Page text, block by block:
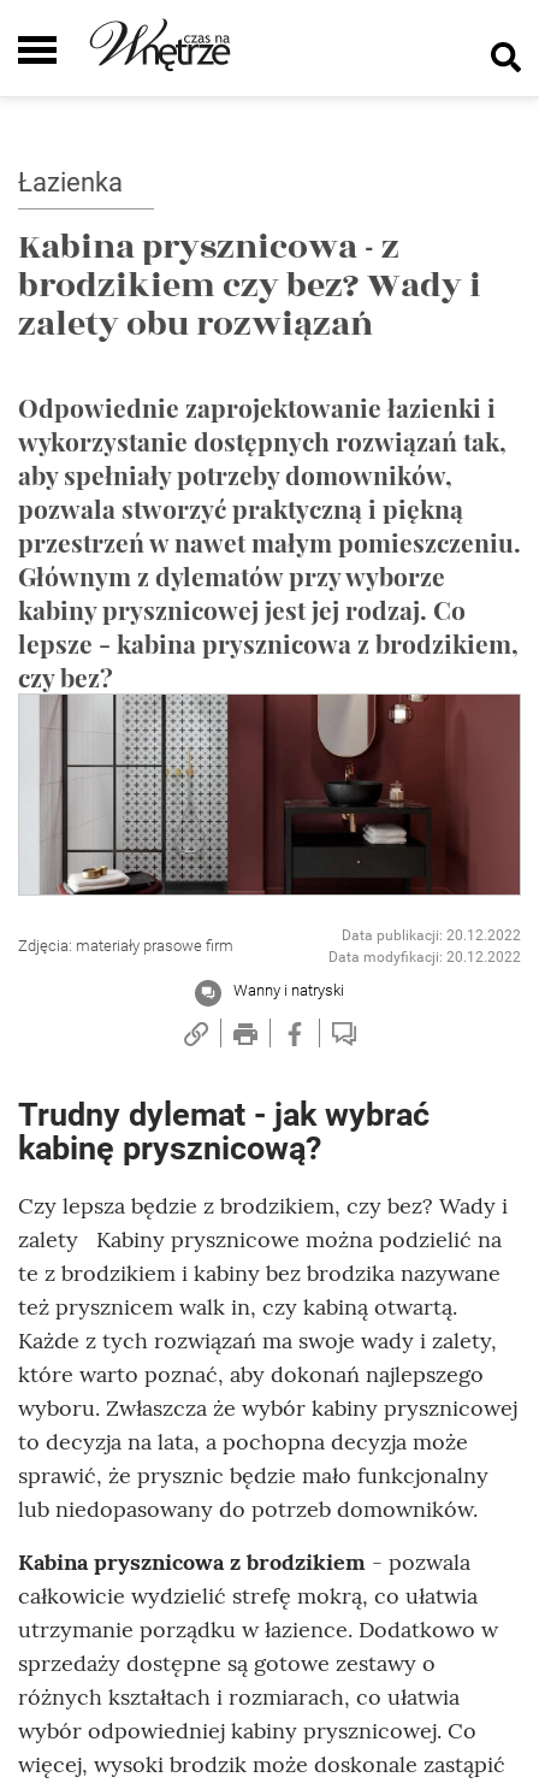
Łazienka
Kabina prysznicowa - z
brodzikiem czy bez? Wady i
zalety obu rozwiązań
Odpowiednie zaprojektowanie łazienki i
wykorzystanie dostępnych rozwiązań tak,
aby spełniały potrzeby domowników,
pozwala stworzyć praktyczną i piękną
przestrzeń w nawet małym pomieszczeniu.
Głównym z dylematów przy wyborze
kabiny prysznicowej jest jej rodzaj. Co
lepsze - kabina prysznicowa z brodzikiem,
czy bez?
Zdjęcia: materiały prasowe firm
Data publikacji: 20.12.2022
Data modyfikacji: 20.12.2022
Wanny i natryski
Trudny dylemat - jak wybrać
kabinę prysznicową?
Czy lepsza będzie z brodzikiem, czy bez? Wady i
zalety Kabiny prysznicowe można podzielić na
te z brodzikiem i kabiny bez brodzika nazywane
też prysznicem walk in, czy kabiną otwartą.
Każde z tych rozwiązań ma swoje wady i zalety,
które warto poznać, aby dokonań najlepszego
wyboru. Zwłaszcza że wybór kabiny prysznicowej
to decyzja na lata, a pochopna decyzja może
sprawić, że prysznic będzie mało funkcjonalny
lub niedopasowany do potrzeb domowników.
Kabina prysznicowa z brodzikiem - pozwala
całkowicie wydzielić strefę mokrą, co ułatwia
utrzymanie porządku w łazience. Dodatkowo w
sprzedaży dostępne są gotowe zestawy o
różnych kształtach i rozmiarach, co ułatwia
wybór odpowiedniej kabiny prysznicowej. Co
więcej, wysoki brodzik może doskonale zastąpić